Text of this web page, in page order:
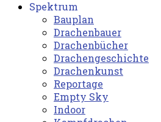
Spektrum
Bauplan
Drachenbauer
Drachenbücher
Drachengeschichte
Drachenkunst
Reportage
Empty Sky
Indoor